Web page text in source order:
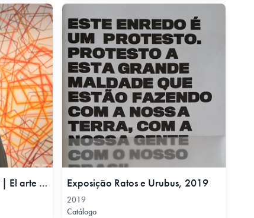
Miguel Ángel Giovanetti | El arte debe llegar a todos, 22 Nov, 2019 Exposição Ratos e Urubus, 2019
2019
Catálogo